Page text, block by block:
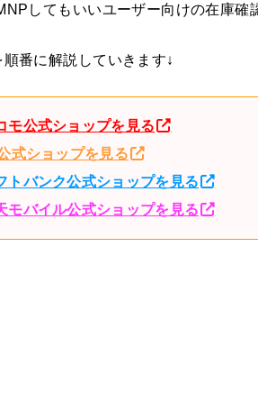
してもいいユーザー向けの在庫確
番に解説していきます↓
モ公式ショップを見る
式ショップを見る
トバンク公式ショップを見る
モバイル公式ショップを見る